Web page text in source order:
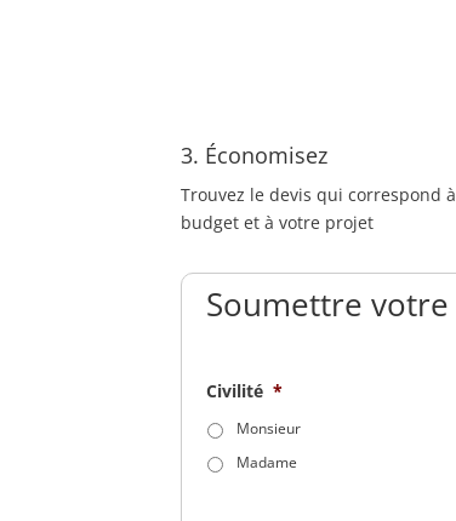
3. Économisez
Trouvez le devis qui correspond
budget et à votre projet
Soumettre
Civilité *
Monsieur
Madame